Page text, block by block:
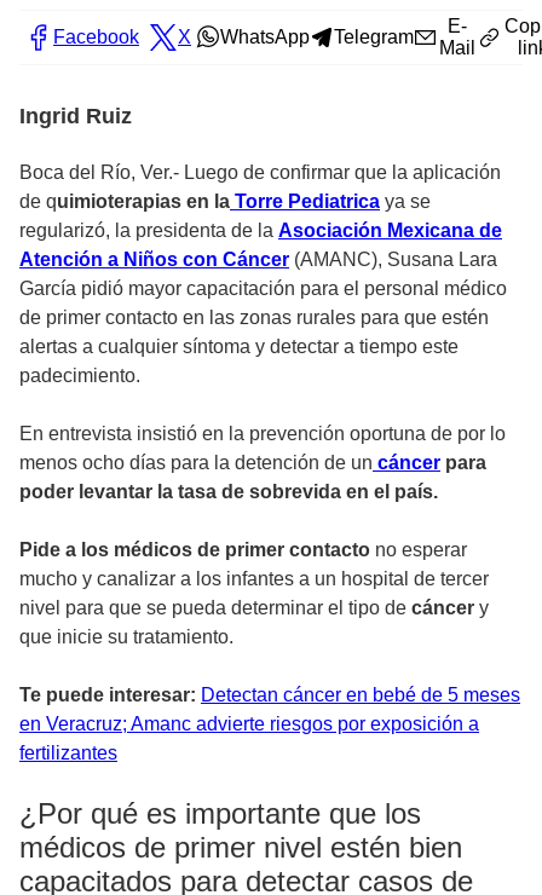
Facebook X WhatsApp Telegram
E-
Mail
Ingrid Ruiz
Boca del Río, Ver.- Luego de confirmar que la aplicación
de quimioterapias en la Torre Pediatrica ya se
regularizó, la presidenta de la Asociación Mexicana de
Atención a Niños con Cáncer (AMANC), Susana Lara
García pidió mayor capacitación para el personal médico
de primer contacto en las zonas rurales para que estén
alertas a cualquier síntoma y detectar a tiempo este
padecimiento.
En entrevista insistió en la prevención oportuna de por lo
menos ocho días para la detención de un cáncer para
poder levantar la tasa de sobrevida en el país.
Pide a los médicos de primer contacto no esperar
mucho y canalizar a los infantes a un hospital de tercer
nivel para que se pueda determinar el tipo de cáncer y
que inicie su tratamiento.
Te puede interesar: Detectan cáncer en bebé de 5 meses
en Veracruz; Amanc advierte riesgos por exposición a
fertilizantes
¿Por qué es importante que los
médicos de primer nivel estén bien
capacitados para detectar casos de